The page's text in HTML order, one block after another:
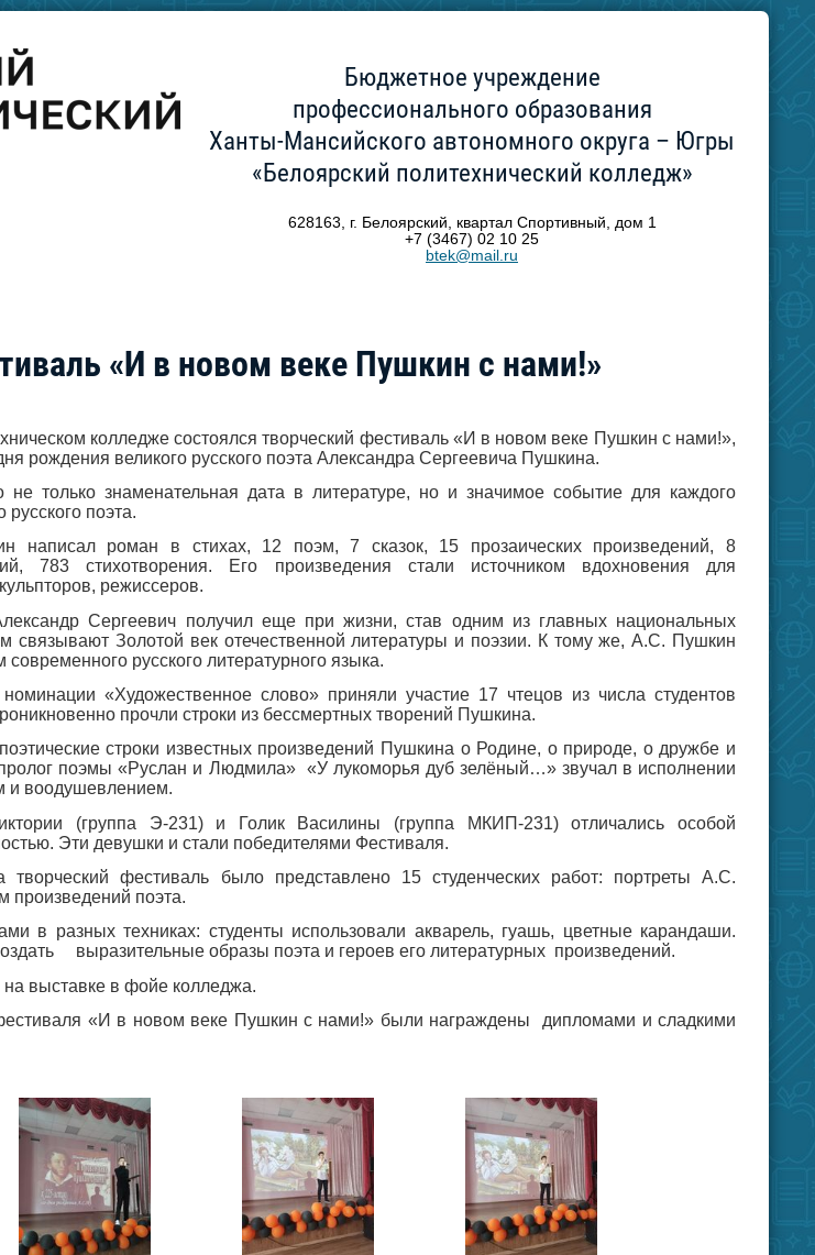
Бюджетное учреждение
профессионального образования
Ханты-Мансийского автономного округа – Югры
«Белоярский политехнический колледж»
628163, г. Белоярский, квартал Спортивный, дом 1
+7 (3467) 02 10 25
btek@mail.ru
«И в новом веке Пушкин с нами!»
колледже состоялся творческий фестиваль «И в новом веке Пушкин с нами!»,
рождения великого русского поэта Александра Сергеевича Пушкина.
только знаменательная дата в литературе, но и значимое событие для каждого
поэта.
роман в стихах, 12 поэм, 7 сказок, 15 прозаических произведений, 8
783 стихотворения. Его произведения стали источником вдохновения для
режиссеров.
Сергеевич получил еще при жизни, став одним из главных национальных
связывают Золотой век отечественной литературы и поэзии. К тому же, А.С. Пушкин
русского литературного языка.
«Художественное слово» приняли участие 17 чтецов из числа студентов
прочли строки из бессмертных творений Пушкина.
строки известных произведений Пушкина о Родине, о природе, о дружбе и
поэмы «Руслан и Людмила» «У лукоморья дуб зелёный…» звучал в исполнении
и воодушевлением.
(группа Э-231) и Голик Василины (группа МКИП-231) отличались особой
Эти девушки и стали победителями Фестиваля.
фестиваль было представлено 15 студенческих работ: портреты А.С.
произведений поэта.
в разных техниках: студенты использовали акварель, гуашь, цветные карандаши.
выразительные образы поэта и героев его литературных произведений.
выставке в фойе колледжа.
фестиваля «И в новом веке Пушкин с нами!» были награждены дипломами и сладкими